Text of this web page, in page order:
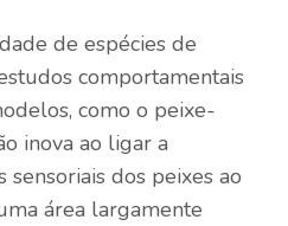
de espécies de
comportamentais
como o peixe-
inova ao ligar a
sensoriais dos peixes ao
área largamente